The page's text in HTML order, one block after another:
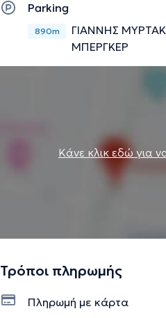
Parking
890m
ΓΙΑΝΝΗΣ
ΜΠΕΡΓΚΕΡ
Κάνε κλικ εδώ για
Τρόποι πληρωμής
Πληρωμή με κάρτα